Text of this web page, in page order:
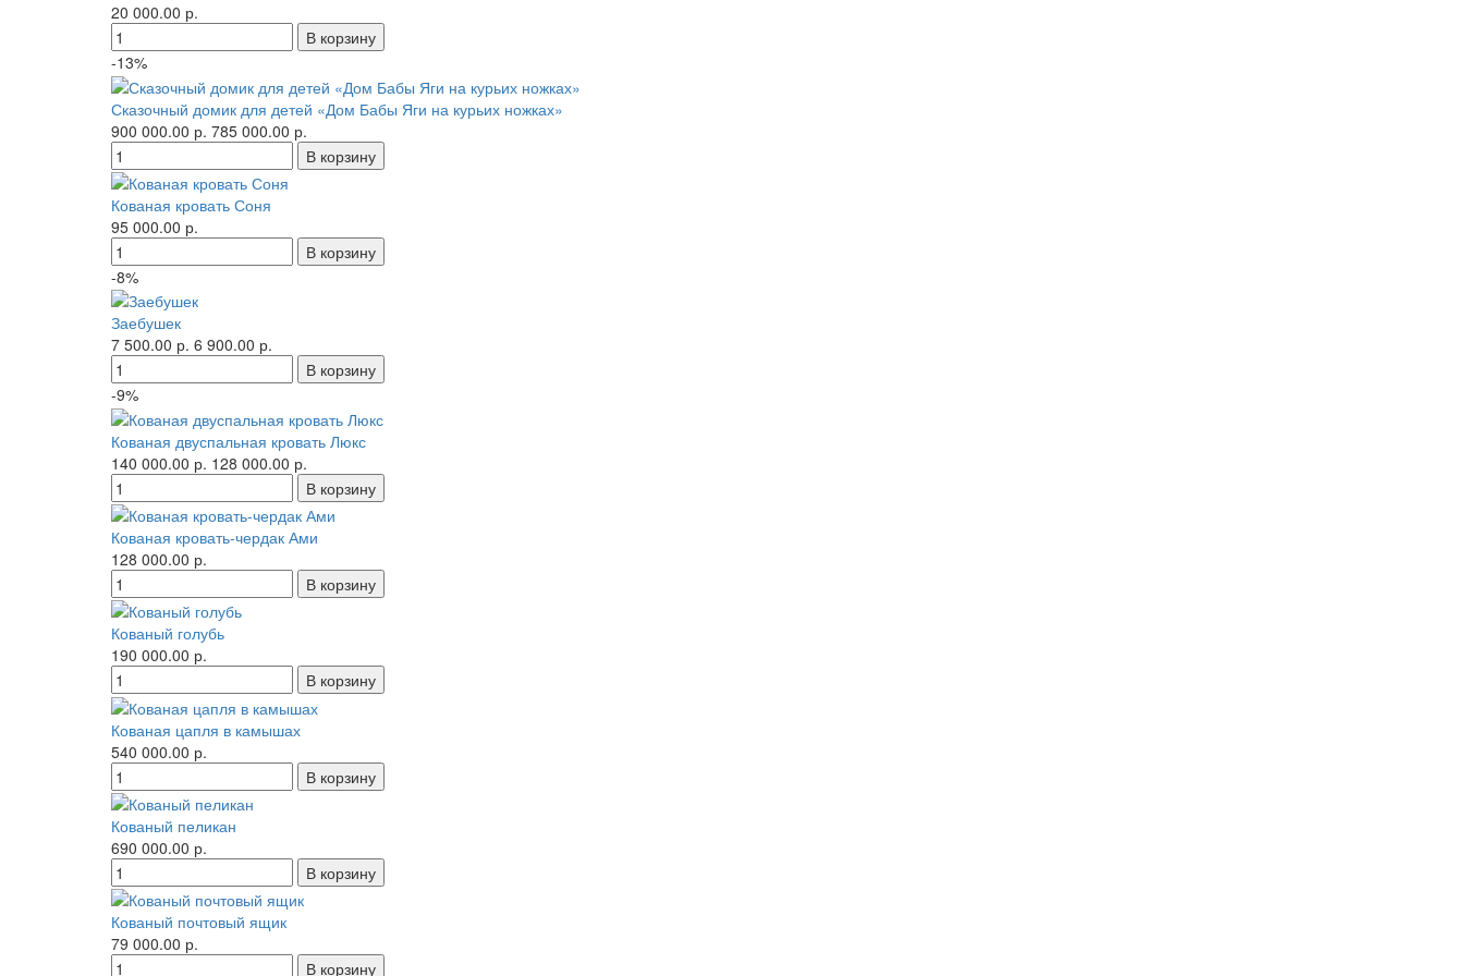
20 000.00 р.
-13%
Сказочный домик для детей «Дом Бабы Яги на курьих ножках»
900 000.00 р. 785 000.00 р.
Кованая кровать Соня
95 000.00 р.
-8%
Заебушек
7 500.00 р. 6 900.00 р.
-9%
Кованая двуспальная кровать Люкс
140 000.00 р. 128 000.00 р.
Кованая кровать-чердак Ами
128 000.00 р.
Кованый голубь
190 000.00 р.
Кованая цапля в камышах
540 000.00 р.
Кованый пеликан
690 000.00 р.
Кованый почтовый ящик
79 000.00 р.